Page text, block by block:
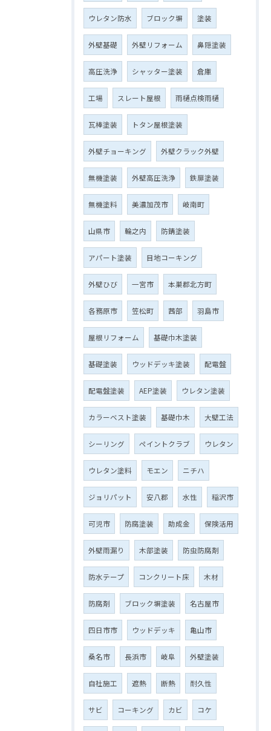
ウレタン防水 ブロック塀 塗装
外壁基礎 外壁リフォーム 鼻隠塗装
高圧洗浄 シャッター塗装 倉庫
工場 スレート屋根 雨樋点検雨樋
瓦棒塗装 トタン屋根塗装
外壁チョーキング 外壁クラック外壁
無機塗装 外壁高圧洗浄 鉄扉塗装
無機塗料 美濃加茂市 岐南町
山県市 輪之内 防錆塗装
アパート塗装 目地コーキング
外壁ひび 一宮市 本巣郡北方町
各務原市 笠松町 茜部 羽島市
屋根リフォーム 基礎巾木塗装
基礎塗装 ウッドデッキ塗装 配電盤
配電盤塗装 AEP塗装 ウレタン塗装
カラーベスト塗装 基礎巾木 大壁工法
シーリング ペイントクラブ ウレタン
ウレタン塗料 モエン ニチハ
ジョリパット 安八郡 水性 稲沢市
可児市 防腐塗装 助成金 保険活用
外壁雨漏り 木部塗装 防虫防腐剤
防水テープ コンクリート床 木材
防腐剤 ブロック塀塗装 名古屋市
四日市市 ウッドデッキ 亀山市
桑名市 長浜市 岐阜 外壁塗装
自社施工 遮熱 断熱 耐久性
サビ コーキング カビ コケ